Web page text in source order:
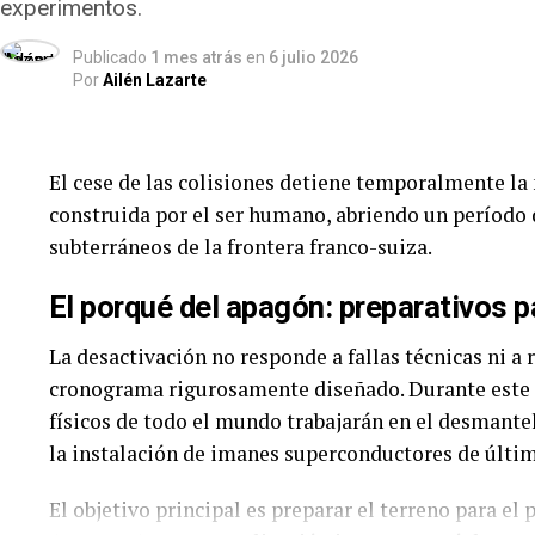
fondos no reembolsables sujetos a auditorías.
El despliegue de respuesta inicial contó con la
Estados Unidos:
Asistencia por más de
USS Fort Lauderdale.
Fondo Monetario Internacional (FMI):
Naciones Unidas (ONU):Fondo de
Solicitud de 65,7 millones de
personas (entre ellas 169.000 niños). Hasta
experimentos.
Publicado 1 mes atrás en 6 julio 2026
PorAilén Lazarte
El cese de las colisiones detiene temporalmente
construida por el ser humano, abriendo un
subterráneos de la frontera franco-suiza.
El porqué del apagón: preparativos
La desactivación no responde a fallas técnicas ni
cronograma rigurosamente diseñado. Durante
físicos de todo el mundo trabajarán en el
la instalación de imanes superconductores de
El objetivo principal es preparar el terreno para el